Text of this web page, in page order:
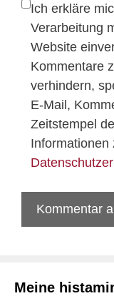
Ich erkläre
Verarbeitung
Website
Kommentare
verhindern,
E-Mail,
Zeitstempel
Informationen
Meine